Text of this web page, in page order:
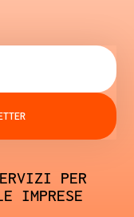
PER
IMPRESE